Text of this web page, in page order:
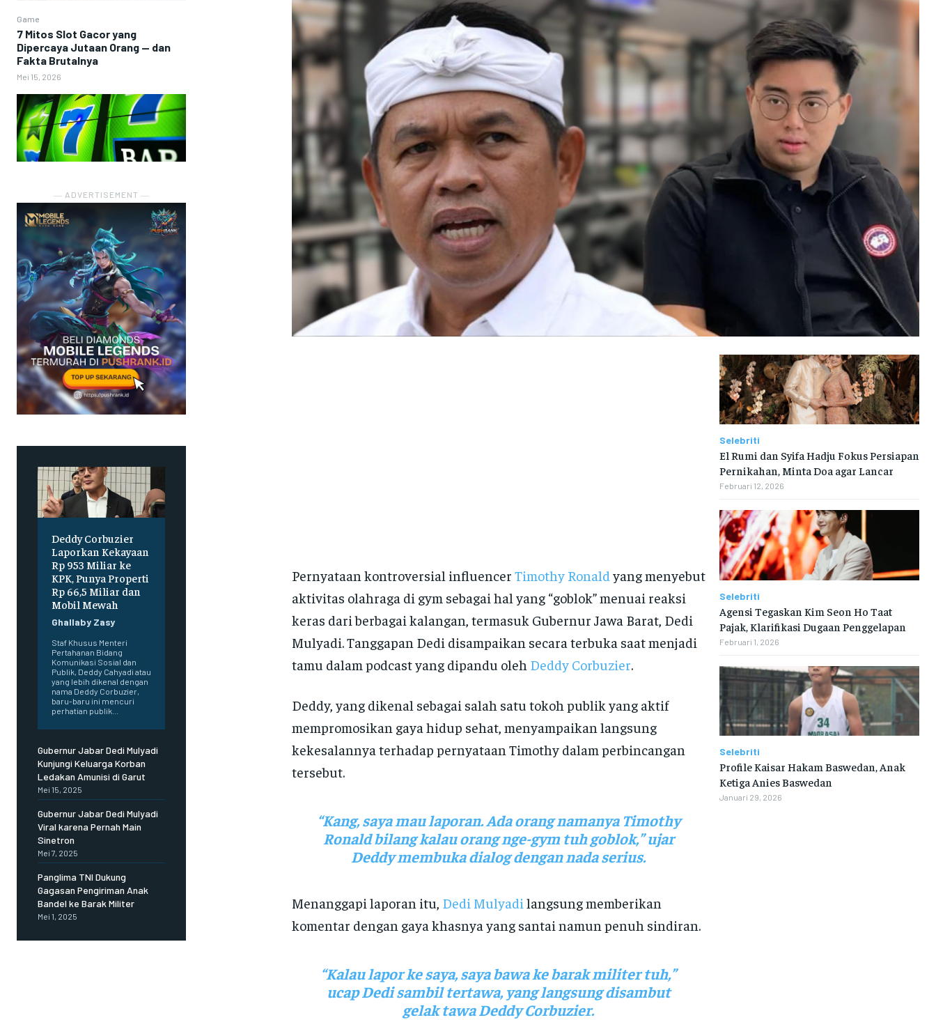
Game
7 Mitos Slot Gacor yang
Dipercaya Jutaan Orang — dan
Fakta Brutalnya
Mei 15, 2026
― ADVERTISEMENT ―
Deddy Corbuzier
Laporkan Kekayaan
Rp 953 Miliar ke
KPK, Punya Properti
Rp 66,5 Miliar dan
Mobil Mewah
Ghallaby Zasy
Staf Khusus Menteri
Pertahanan Bidang
Komunikasi Sosial dan
Publik, Deddy Cahyadi atau
yang lebih dikenal dengan
nama Deddy Corbuzier,
baru-baru ini mencuri
perhatian publik...
Gubernur Jabar Dedi Mulyadi
Kunjungi Keluarga Korban
Ledakan Amunisi di Garut
Mei 15, 2025
Gubernur Jabar Dedi Mulyadi
Viral karena Pernah Main
Sinetron
Mei 7, 2025
Panglima TNI Dukung
Gagasan Pengiriman Anak
Bandel ke Barak Militer
Mei 1, 2025
Pernyataan kontroversial influencer Timothy Ronald yang menyebut
aktivitas olahraga di gym sebagai hal yang “goblok” menuai reaksi
keras dari berbagai kalangan, termasuk Gubernur Jawa Barat, Dedi
Mulyadi. Tanggapan Dedi disampaikan secara terbuka saat menjadi
tamu dalam podcast yang dipandu oleh Deddy Corbuzier.
Deddy, yang dikenal sebagai salah satu tokoh publik yang aktif
mempromosikan gaya hidup sehat, menyampaikan langsung
kekesalannya terhadap pernyataan Timothy dalam perbincangan
tersebut.
“Kang, saya mau laporan. Ada orang namanya Timothy
Ronald bilang kalau orang nge-gym tuh goblok,” ujar
Deddy membuka dialog dengan nada serius.
Menanggapi laporan itu, Dedi Mulyadi langsung memberikan
komentar dengan gaya khasnya yang santai namun penuh sindiran.
“Kalau lapor ke saya, saya bawa ke barak militer tuh,”
ucap Dedi sambil tertawa, yang langsung disambut
gelak tawa Deddy Corbuzier.
Selebriti
El Rumi dan Syifa Hadju Fokus Persiapan
Pernikahan, Minta Doa agar Lancar
Februari 12, 2026
Selebriti
Agensi Tegaskan Kim Seon Ho Taat
Pajak, Klarifikasi Dugaan Penggelapan
Februari 1, 2026
Selebriti
Profile Kaisar Hakam Baswedan, Anak
Ketiga Anies Baswedan
Januari 29, 2026